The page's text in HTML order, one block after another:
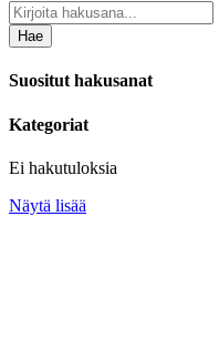
Hae
Suositut hakusanat
Kategoriat
Ei hakutuloksia
Näytä lisää